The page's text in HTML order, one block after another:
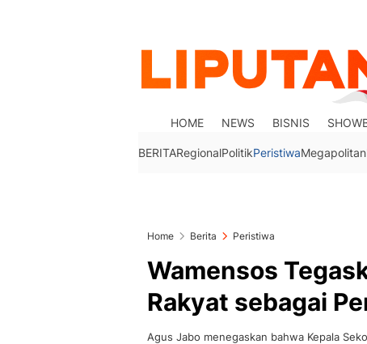
HOME NEWS BISNIS
BERITARegionalPolitikPeristiwaMegapolitan
Home Berita Peristiwa
Wamensos
Rakyat sebagai
Agus Jabo menegaskan bahwa Kepala